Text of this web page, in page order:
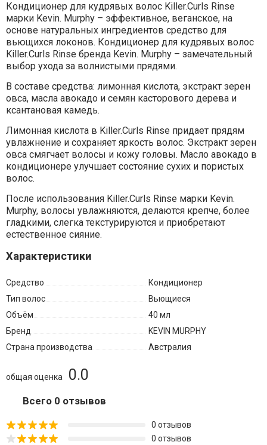
Кондиционер для кудрявых волос Killer.Curls Rinse
марки Kevin. Murphy – эффективное, веганское, на
основе натуральных ингредиентов средство для
вьющихся локонов. Кондиционер для кудрявых волос
Killer.Curls Rinse бренда Kevin. Murphy – замечательный
выбор ухода за волнистыми прядями.
В составе средства: лимонная кислота, экстракт зерен
овса, масла авокадо и семян касторового дерева и
ксантановая камедь.
Лимонная кислота в Killer.Curls Rinse придает прядям
увлажнение и сохраняет яркость волос. Экстракт зерен
овса смягчает волосы и кожу головы. Масло авокадо в
кондиционере улучшает состояние сухих и пористых
волос.
После использования Killer.Curls Rinse марки Kevin.
Murphy, волосы увлажняются, делаются крепче, более
гладкими, слегка текстурируются и приобретают
естественное сияние.
Характеристики
Средство
Кондиционер
Тип волос
Вьющиеся
Объём
40 мл
Бренд
KEVIN MURPHY
Страна производства
Австралия
0.0
общая оценка
Всего 0 отзывов
0 отзывов
0 отзывов